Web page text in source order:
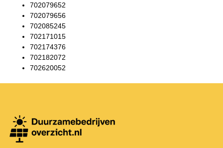
702079652
702079656
702085245
702171015
702174376
702182072
702620052